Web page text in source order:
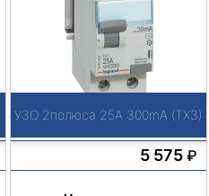
УЗО 2полюса 25А 300mA (TX3)
5 575 ₽